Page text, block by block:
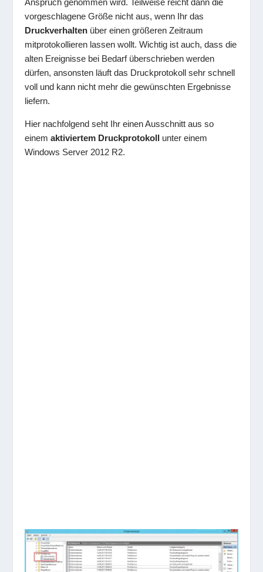
vorgeschlagene Größe nicht aus, wenn Ihr das
Druckverhalten über einen größeren Zeitraum
mitprotokollieren lassen wollt. Wichtig ist auch, dass die
alten Ereignisse bei Bedarf überschrieben werden
dürfen, ansonsten läuft das Druckprotokoll sehr schnell
voll und kann nicht mehr die gewünschten Ergebnisse
liefern.
Hier nachfolgend seht Ihr einen Ausschnitt aus so
einemaktiviertem Druckprotokoll unter einem
Windows Server 2012 R2.